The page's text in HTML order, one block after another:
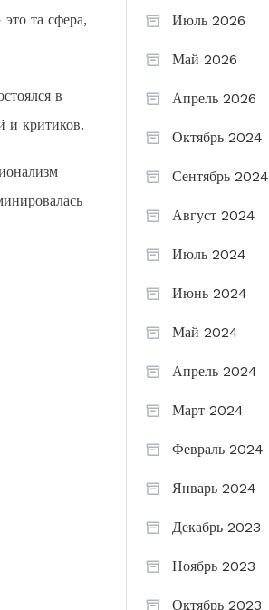
та сфера,
в
и критиков.
Июль 2026
Май 2026
Апрель 2026
Октябрь 2024
Сентябрь 2024
Август 2024
Июль 2024
Июнь 2024
Май 2024
Апрель 2024
Март 2024
Февраль 2024
Январь 2024
Декабрь 2023
Ноябрь 2023
Октябрь 2023